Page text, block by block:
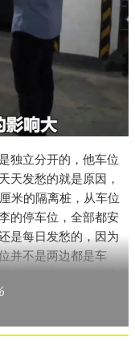
独立分开的，他车位
天发愁的就是原因，
米的隔离桩，从车位
的停车位，全部都安
是每日发愁的，因为
并不是两边都是车